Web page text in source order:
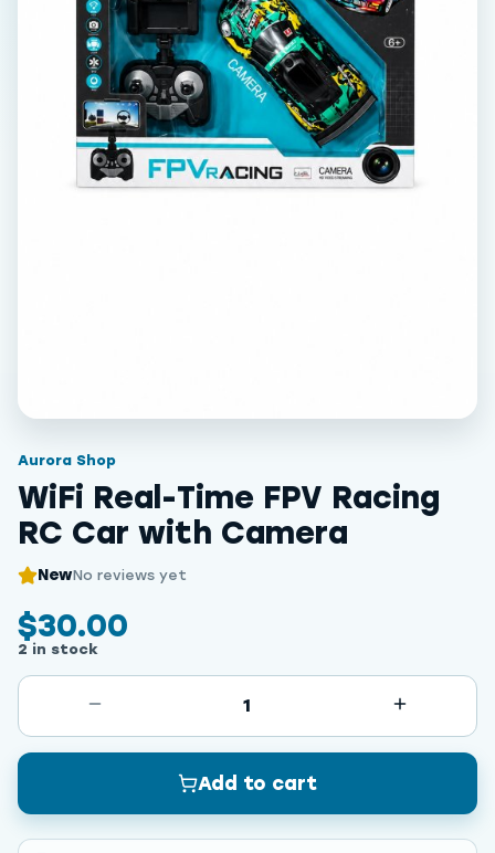
Aurora Shop
WiFi Real-Time FPV Racing
RC Car with Camera
NewNo reviews yet
$30.00
2 in stock
1
Add to cart